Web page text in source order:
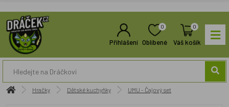
Přihlášení
0
Oblíbené
0
Váš košík
Hračky Dětské kuchyňky UMU - Čajový set